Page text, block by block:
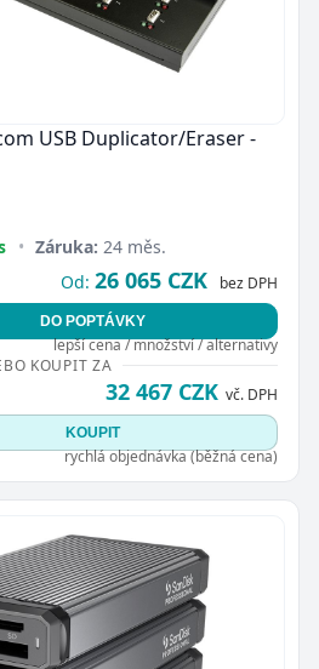
USB Duplicator/Eraser -
• Záruka: 24 měs.
Od: 26 065 CZK bez DPH
DO POPTÁVKY
lepší cena / množství / alternativy
KOUPIT ZA
32 467 CZK vč. DPH
KOUPIT
rychlá objednávka (běžná cena)